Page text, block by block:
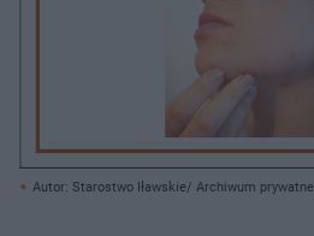
Autor: Starostwo Iławskie/ Archiwum prywatne